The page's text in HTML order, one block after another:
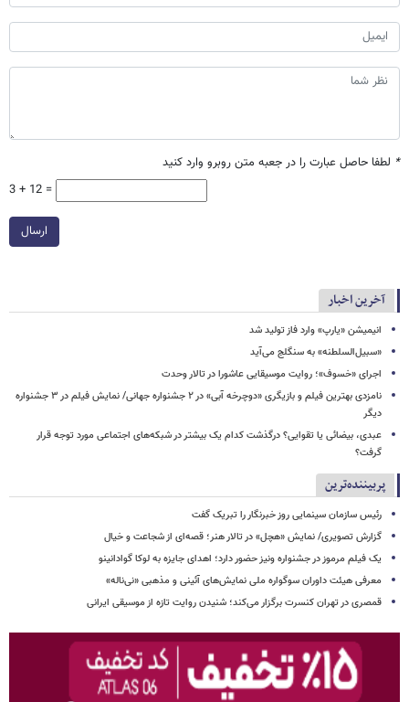
* لطفا حاصل عبارت را در جعبه متن روبرو وارد کنید
3 + 12 =
ارسال
آخرین اخبار
انیمیشن «یارپ» وارد فاز تولید شد
«سبیل‌السلطنه» به سنگلج می‌آید
اجرای «خسوف»؛ روایت موسیقایی عاشورا در تالار وحدت
نامزدی بهترین فیلم و بازیگری «دوچرخه آبی» در ۲ جشنواره جهانی/ نمایش فیلم در ۳ جشنواره
دیگر
عبدی، بیضائی یا تقوایی؟ درگذشت کدام یک بیشتر در شبکه‌های اجتماعی مورد توجه قرار
گرفت؟
پربیننده‌ترین
رئیس سازمان سینمایی روز خبرنگار را تبریک گفت
گزارش تصویری/ نمایش «هچل» در تالار هنر؛ قصه‌ای از شجاعت و خیال
یک فیلم مرموز در جشنواره ونیز حضور دارد؛ اهدای جایزه به لوکا گوادانینو
معرفی هیئت داوران سوگواره ملی نمایش‌های آئینی و مذهبی «نی‌ناله»
قمصری در تهران کنسرت برگزار می‌کند؛ شنیدن روایت تازه از موسیقی ایرانی